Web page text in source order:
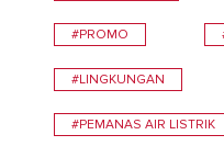
#PROMO
#LINGKUNGAN
#PEMANAS AIR LISTRIK